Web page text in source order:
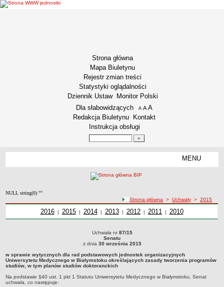
Strona główna
Mapa Biuletynu
Rejestr zmian treści
Statystyki oglądalności
Dziennik Ustaw
Monitor Polski
Menu dodatkowe
Dla słabowidzących A pomniejsz czcionkę
A standardowy rozmiar czcionki
A
Redakcja Biuletynu
Kontakt
Instrukcja obsługi
MENU
Podstawa prawna funkcjonowania
Misja i Strategia
Kodeks Etyki
Kodeks etyki pracownika naukowego
Senat
Rektor
Prorektorzy
NULL string(0) ""
ścieżka nawigacji
Strona główna >Uchwały >2015
Uchwały z roku
2016| Uchwały z roku
2015| Uchwały z roku
2014| Uchwały z roku
2013| Uchwały z roku
2012| Uchwały z roku
2011 | Uchwały z roku
2010
Uchwała nr 87/15Senatuz dnia 30 września 2015w sprawie wytycznych dla rad
podstawowych jednostek organizacyjnych Uniwersytetu Medycznego w
studiów doktoranckich Na podstawie §40 ust. 1 pkt 1 Statutu Uniwersytetu
Medycznego w Białymstoku, Senat uchwala, co następuje:
Uchwała nr87/15
Senatu
z dnia 30 września 2015
w sprawie wytycznych dla rad podstawowych jednostek organizacyjnych
Uniwersytetu Medycznego w Białymstoku określających zasady tworzenia programów
studiów, w tym planów studiów doktoranckich
Na podstawie §40 ust. 1 pkt 1 Statutu Uniwersytetu Medycznego w Białymstoku, Senat
uchwala, co następuje: